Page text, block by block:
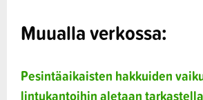
Muualla verkossa:
Pesintäaikaisten hakkuiden
lintukantoihin aletaan